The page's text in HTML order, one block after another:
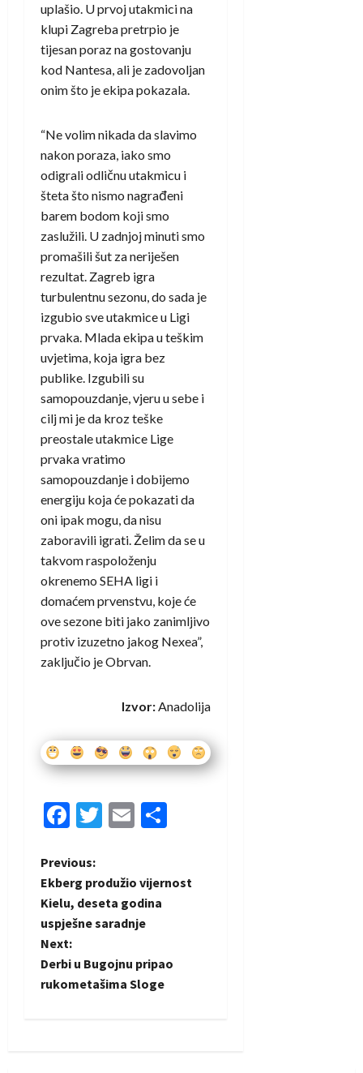
uplašio. U prvoj utakmici na
klupi Zagreba pretrpio je
tijesan poraz na gostovanju
kod Nantesa, ali je zadovoljan
onim što je ekipa pokazala.
“Ne volim nikada da slavimo
nakon poraza, iako smo
odigrali odličnu utakmicu i
šteta što nismo nagrađeni
barem bodom koji smo
zaslužili. U zadnjoj minuti smo
promašili šut za neriješen
rezultat. Zagreb igra
turbulentnu sezonu, do sada je
izgubio sve utakmice u Ligi
prvaka. Mlada ekipa u teškim
uvjetima, koja igra bez
publike. Izgubili su
samopouzdanje, vjeru u sebe i
cilj mi je da kroz teške
preostale utakmice Lige
prvaka vratimo
samopouzdanje i dobijemo
energiju koja će pokazati da
oni ipak mogu, da nisu
zaboravili igrati. Želim da se u
takvom raspoloženju
okrenemo SEHA ligi i
domaćem prvenstvu, koje će
ove sezone biti jako zanimljivo
protiv izuzetno jakog Nexea”,
zaključio je Obrvan.
Izvor:Anadolija
Facebook
Twitter
Email
P
o
s
t
Previous:
Ekberg produžio vijernost
Kielu, deseta godina
uspješne saradnje
Next:
Derbi u Bugojnu pripao
rukometašima Sloge